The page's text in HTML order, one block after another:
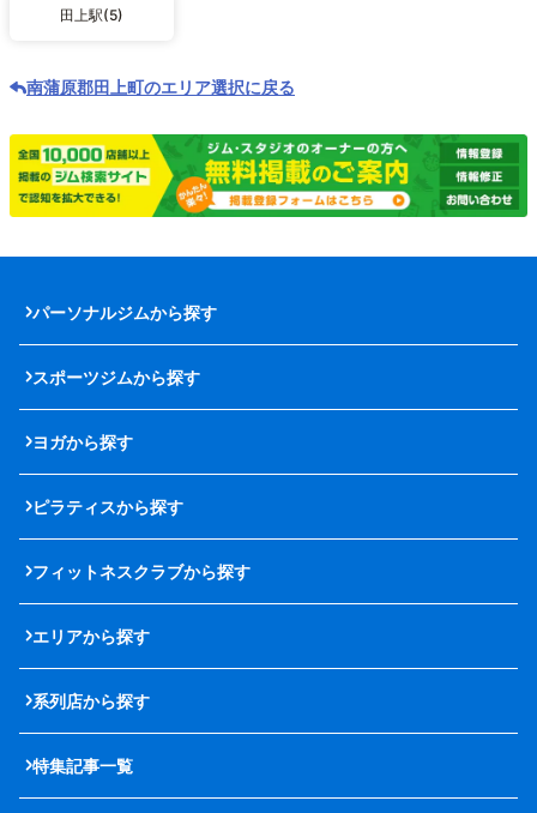
田上駅(5)
南蒲原郡田上町のエリア選択に戻る
パーソナルジムから探す
スポーツジムから探す
ヨガから探す
ピラティスから探す
フィットネスクラブから探す
エリアから探す
系列店から探す
特集記事一覧